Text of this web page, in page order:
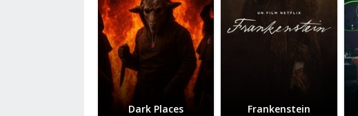
2016
2015
Dark Places Frankenstein